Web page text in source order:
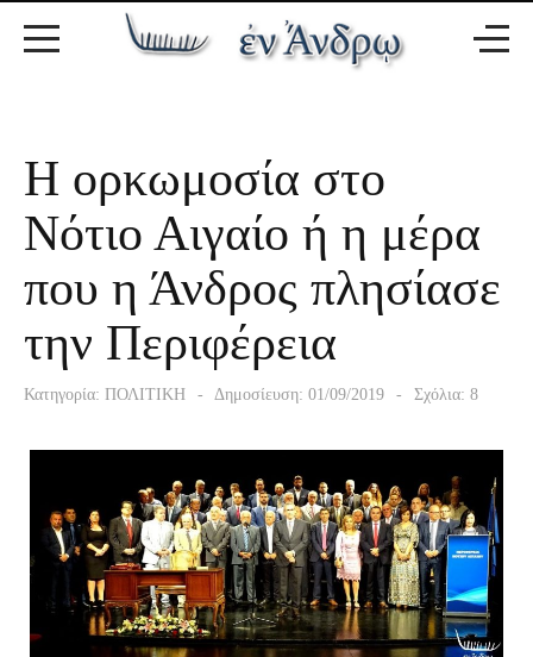
Η ορκωμοσία στο
Νότιο Αιγαίο ή η μέρα
που η Άνδρος πλησίασε
την Περιφέρεια
Κατηγορία: ΠΟΛΙΤΙΚΗ Δημοσίευση: 01/09/2019 Σχόλια: 8